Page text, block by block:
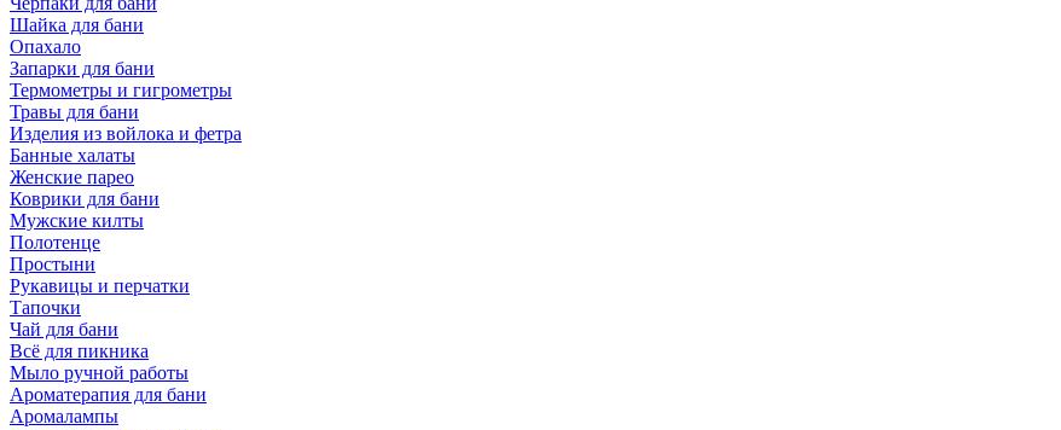
Шайка для бани
Опахало
Запарки для бани
Термометры и гигрометры
Травы для бани
Изделия из войлока и фетра
Банные халаты
Женские парео
Коврики для бани
Мужские килты
Полотенце
Простыни
Рукавицы и перчатки
Тапочки
Чай для бани
Всё для пикника
Мыло ручной работы
Ароматерапия для бани
Аромалампы